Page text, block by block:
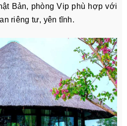
Bản, phòng Vip phù hợp với
riêng tư, yên tĩnh.